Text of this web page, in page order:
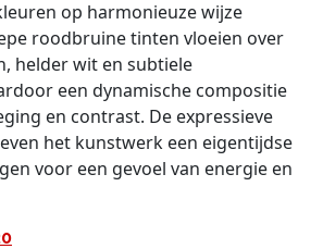
op harmonieuze wijze
roodbruine tinten vloeien over
helder wit en subtiele
een dynamische compositie
en contrast. De expressieve
het kunstwerk een eigentijdse
voor een gevoel van energie en